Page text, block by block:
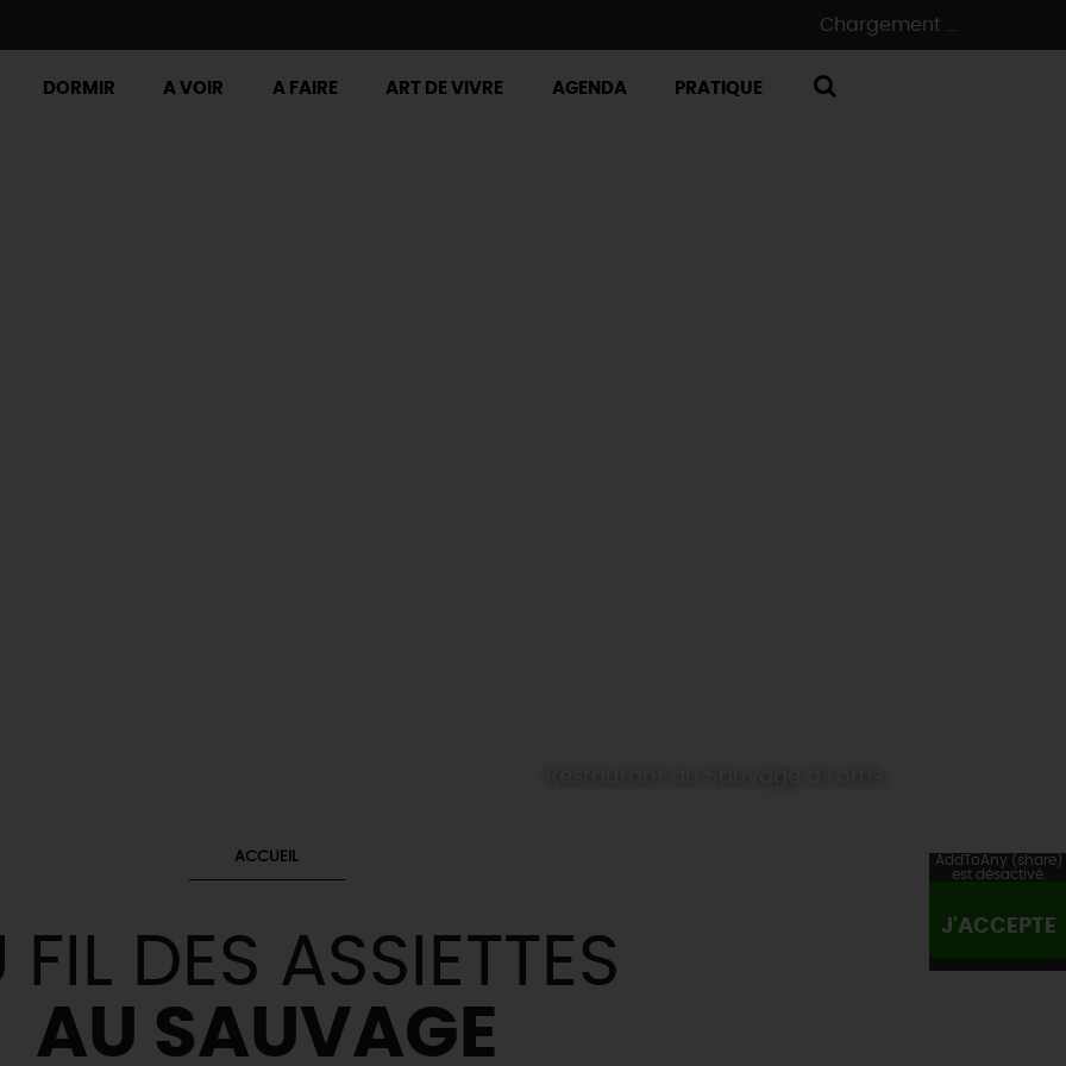
Chargement ...
DORMIR A VOIR A FAIRE ART DE VIVRE AGENDA PRATIQUE
ACCUEIL
FIL DES ASSIETTES
AU SAUVAGE
AddToAny (share)
est désactivé.
J'ACCEPTE